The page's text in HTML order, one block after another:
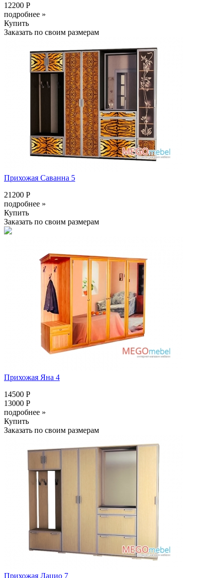
12200 Р
подробнее »
Купить
Заказать по своим размерам
Прихожая Саванна 5
21200 Р
подробнее »
Купить
Заказать по своим размерам
Прихожая Яна 4
14500 Р
13000 Р
подробнее »
Купить
Заказать по своим размерам
Прихожая Лацио 7